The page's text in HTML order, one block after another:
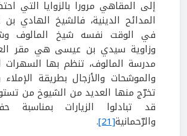
إلى المقاهي مرورا بالزوايا التي
المدائح الدينية، فالشيخ الهادي
في الوقت نفسه شيخ المالوف
وزاوية سيدي بن عيسى هي مقر
مدرسة المالوف، تنظم بها السهرات
والموشحات والأزجال بطريقة
تخرّج منها العديد من الشيوخ من
قد تبادلوا الزيارات بمناسبة
والرّحمانية[21]
.